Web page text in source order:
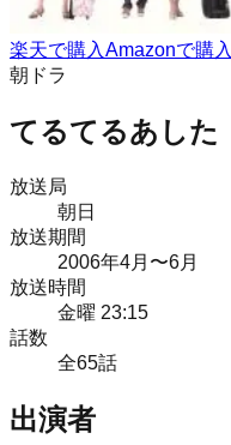
楽天で購入Amazonで購入
朝ドラ
てるてるあした
放送局
朝日
放送期間
2006年4月 〜6月
放送時間
金曜 23:15
話数
全65話
出演者